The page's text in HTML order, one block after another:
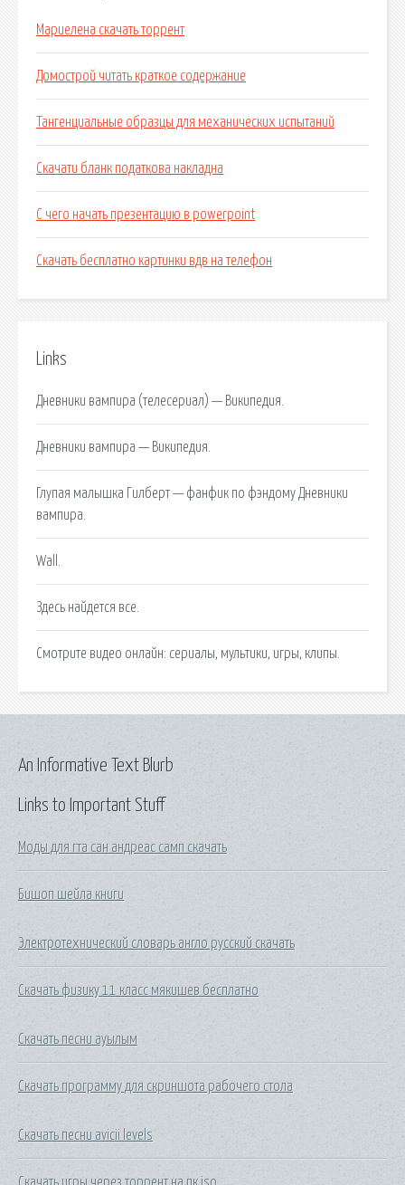
Мариелена скачать торрент
Домострой читать краткое содержание
Тангенциальные образцы для механических испытаний
Скачати бланк податкова накладна
С чего начать презентацию в powerpoint
Скачать бесплатно картинки вдв на телефон
Links
Дневники вампира (телесериал) — Википедия.
Дневники вампира — Википедия.
Глупая малышка Гилберт — фанфик по фэндому Дневники
вампира.
Wall.
Здесь найдется все.
Смотрите видео онлайн: сериалы, мультики, игры, клипы.
Links to Important Stuff
Моды для гта сан андреас самп скачать
Бишоп шейла книги
Электротехнический словарь англо русский скачать
Скачать физику 11 класс мякишев бесплатно
Скачать песни ауылым
Скачать программу для скриншота рабочего стола
Скачать песни avicii levels
Скачать игры через торрент на пк iso
An Informative Text Blurb